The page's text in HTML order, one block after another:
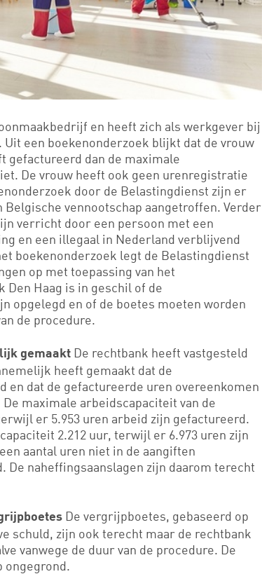
en heeft zich als werkgever bij
een boekenonderzoek blijkt dat de vrouw
gefactureerd dan de maximale
De vrouw heeft ook geen urenregistratie
door de Belastingdienst zijn er
Belgische vennootschap aangetroffen. Verder
verricht door een persoon met een
en een illegaal in Nederland verblijvend
boekenonderzoek legt de Belastingdienst
op met toepassing van het
Haag is in geschil of de
opgelegd en of de boetes moeten worden
de procedure.
gemaakt De rechtbank heeft vastgesteld
heeft gemaakt dat de
en dat de gefactureerde uren overeenkomen
maximale arbeidscapaciteit van de
er 5.953 uren arbeid zijn gefactureerd.
2.212 uur, terwijl er 6.973 uren zijn
aantal uren niet in de aangiften
De naheffingsaanslagen zijn daarom terecht
De vergrijpboetes, gebaseerd op
schuld, zijn ook terecht maar de rechtbank
vanwege de duur van de procedure. De
ongegrond.